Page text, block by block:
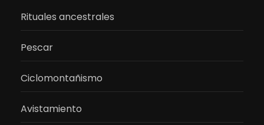
Rituales ancestrales
Pescar
Ciclomontañismo
Avistamiento